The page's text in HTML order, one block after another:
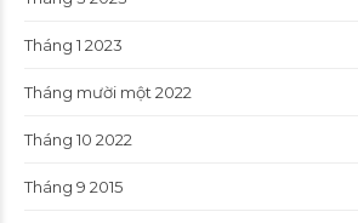
Tháng 1 2023
Tháng mười một 2022
Tháng 10 2022
Tháng 9 2015